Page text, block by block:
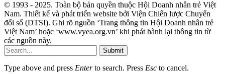
© 1993 - 2025. Toàn bộ bản quyền thuộc Hội Doanh nhân trẻ Việt
Nam. Thiết kế và phát triển website bởi Viện Chiến lược Chuyển
đổi số (DTSI). Ghi rõ nguồn ‘Trang thông tin Hội Doanh nhân trẻ
Việt Nam’ hoặc ‘www.vyea.org.vn’ khi phát hành lại thông tin từ
các nguồn này.
Submit
Type above and press Enterto search. Press Esc to cancel.